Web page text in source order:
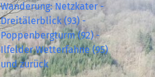
Wanderung: Netzkater -
Dreitälerblick (93) -
Poppenbergturm (92) -
Ilfelder Wetterfahne (95)
und zurück